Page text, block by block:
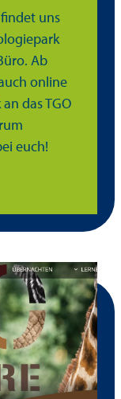
uns
Ab
online
das TGO
euch!